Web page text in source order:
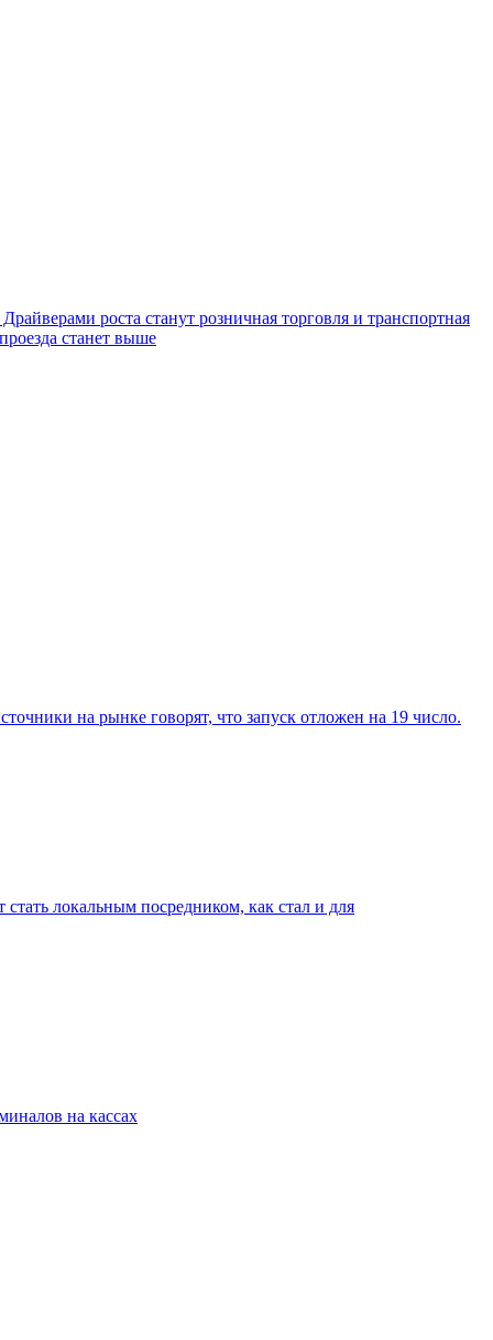
роста станут розничная торговля и транспортная
станет выше
на рынке говорят, что запуск отложен на 19 число.
локальным посредником, как стал и для
на кассах